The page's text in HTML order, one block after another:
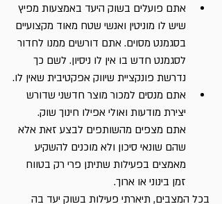
אתם פועלים בשוק היעד באמצעות מפיץ
שיש לו מוניטין ואנשי שטח מאוד מקצועיים
בסגמנט מסוים. אתם דורשים ממנו לחדור
לסגמנט חדש בו אין לו ניסיון. לשם כך
נדרשת פונקציית שיווק אפקטיבית שאין לו.
אתם מנסים למכור מוצר חדשני שדורש
יצירת מודעות ואולי אפילו חינוך שוק.
אתם מצפים מהשותפים לבצע זאת אלא
שהם שונאי סיכון ולא מוכנים להשקיע
מאמצים בפעילות שתיתן פרי רק בטווח
זמן בינוני או ארוך.
בכל המצבים, תיארתי פעילות בשוק יעד בה